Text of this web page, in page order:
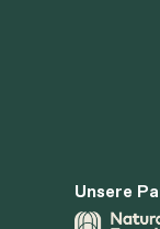
Unsere